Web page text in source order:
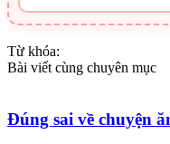
Từ khóa:
Bài viết cùng chuyên mục
Đúng sai về chuyện